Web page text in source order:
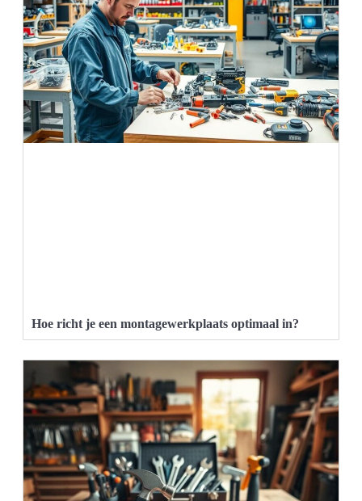
Hoe richt je een montagewerkplaats optimaal in?